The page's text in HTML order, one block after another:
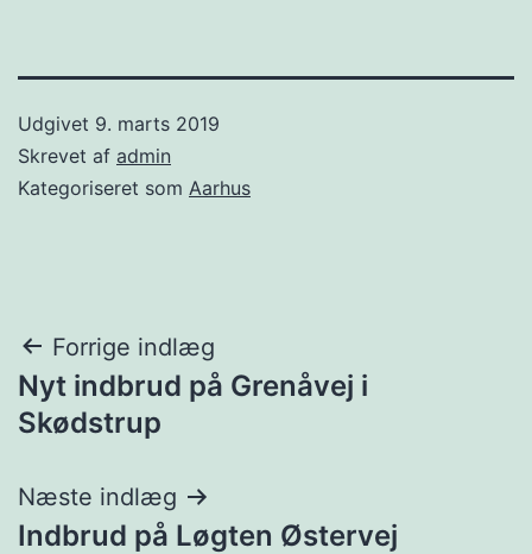
Udgivet 9. marts 2019
Skrevet af admin
Kategoriseret som Aarhus
Indlægsnavigation
Forrige indlæg
Nyt indbrud på Grenåvej i
Skødstrup
Næste indlæg
Indbrud på Løgten Østervej